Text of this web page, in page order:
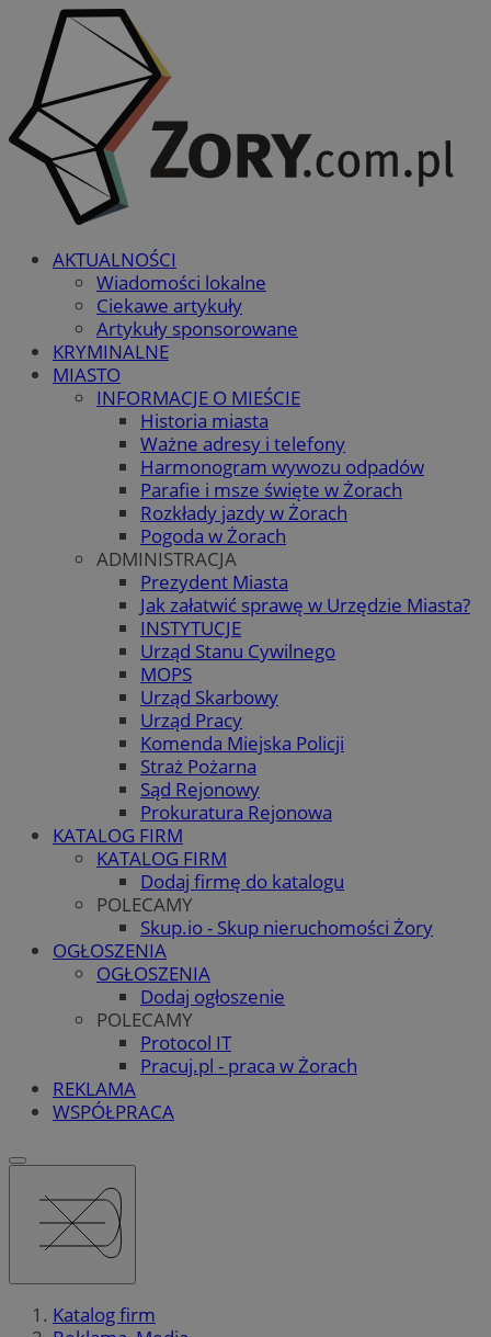
AKTUALNOŚCI
Wiadomości lokalne
Ciekawe artykuły
Artykuły sponsorowane
KRYMINALNE
MIASTO
INFORMACJE O MIEŚCIE
Historia miasta
Ważne adresy i telefony
Harmonogram wywozu odpadów
Parafie i msze święte w Żorach
Rozkłady jazdy w Żorach
Pogoda w Żorach
ADMINISTRACJA
Prezydent Miasta
Jak załatwić sprawę w Urzędzie Miasta?
INSTYTUCJE
Urząd Stanu Cywilnego
MOPS
Urząd Skarbowy
Urząd Pracy
Komenda Miejska Policji
Straż Pożarna
Sąd Rejonowy
Prokuratura Rejonowa
KATALOG FIRM
KATALOG FIRM
Dodaj firmę do katalogu
POLECAMY
Skup.io - Skup nieruchomości Żory
OGŁOSZENIA
OGŁOSZENIA
Dodaj ogłoszenie
POLECAMY
Protocol IT
Pracuj.pl - praca w Żorach
REKLAMA
WSPÓŁPRACA
Katalog firm